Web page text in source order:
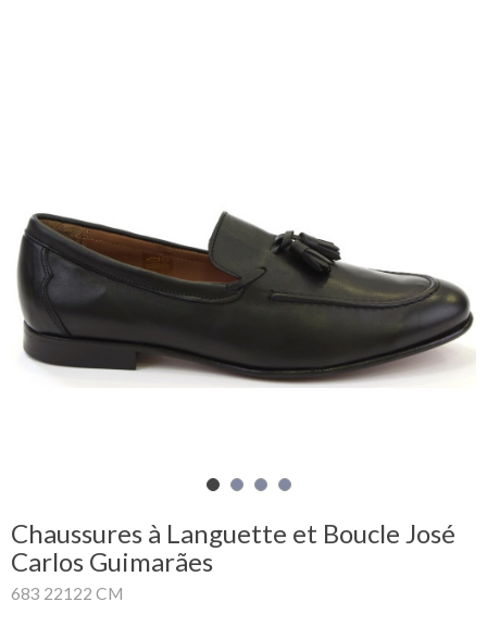
Mon
panier
Femme
Chaussures à Languette et Boucle José
Carlos Guimarães
683 22122 CM